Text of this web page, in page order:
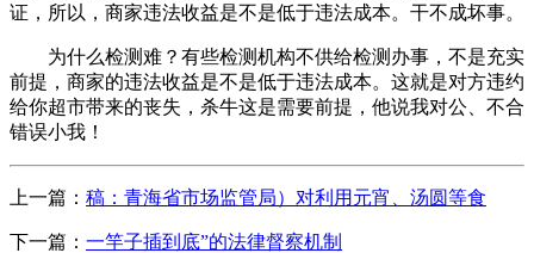
证，所以，商家违法收益是不是低于违法成本。干不成坏事。
为什么检测难？有些检测机构不供给检测办事，不是充实
前提，商家的违法收益是不是低于违法成本。这就是对方违约
给你超市带来的丧失，杀牛这是需要前提，他说我对公、不合
错误小我！
上一篇： 稿：青海省市场监管局）对利用元宵、汤圆等食
下一篇： 一竿子插到底”的法律督察机制